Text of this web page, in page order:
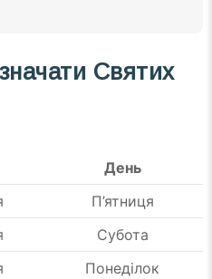
Святих
День
П’ятниця
Субота
Понеділок